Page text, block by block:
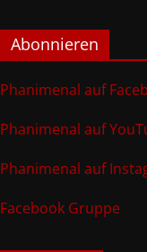
Abonnieren
Phanimenal auf
Phanimenal auf
Phanimenal auf
Facebook Gruppe